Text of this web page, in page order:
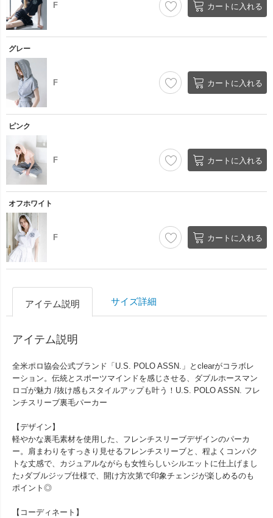
F カートに入れる
グレー
F カートに入れる
ピンク
F カートに入れる
オフホワイト
F カートに入れる
アイテム説明 サイズ詳細
アイテム説明
全米ポロ協会公式ブランド「U.S. POLO ASSN.」とclearがコラボレ
ーション。伝統とスポーツマインドを感じさせる、ダブルホースマン
ロゴが魅力 /抜け感もスタイルアップも叶う！U.S. POLO ASSN. フレ
ンチスリーブ裏毛パーカー
【デザイン】
軽やかな裏毛素材を使用した、フレンチスリーブデザインのパーカ
ー。肩まわりをすっきり見せるフレンチスリーブと、程よくコンパク
トな丈感で、カジュアルながらも女性らしいシルエットに仕上げまし
た♪ダブルジップ仕様で、開け方次第で印象チェンジが楽しめるのも
ポイント◎
【コーディネート】